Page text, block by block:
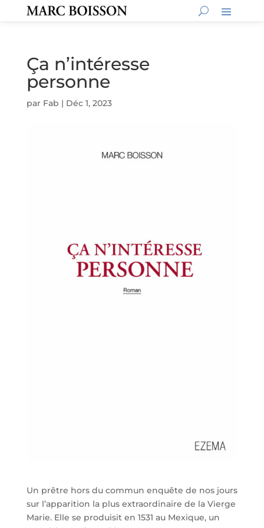
Ça n’intéresse
personne
par Fab | Déc 1, 2023
Un prêtre hors du commun enquête de nos jours
sur l’apparition la plus extraordinaire de la Vierge
Marie. Elle se produisit en 1531 au Mexique, un